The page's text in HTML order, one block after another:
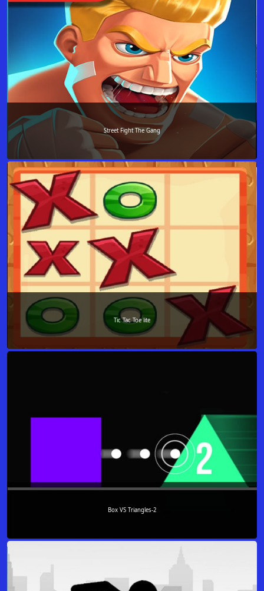
Street Fight The Gang
Tic Tac Toe lite
Box VS Triangles-2